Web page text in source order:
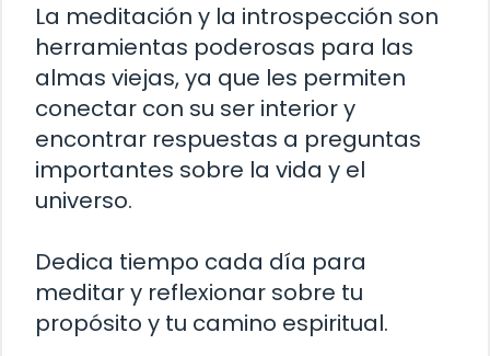
La meditación y la introspección son
herramientas poderosas para las
almas viejas, ya que les permiten
conectar con su ser interior y
encontrar respuestas a preguntas
importantes sobre la vida y el
universo.
Dedica tiempo cada día para
meditar y reflexionar sobre tu
propósito y tu camino espiritual.